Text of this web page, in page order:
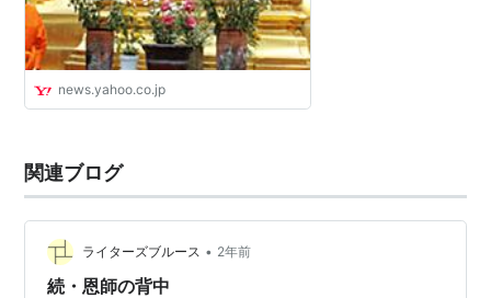
news.yahoo.co.jp
関連ブログ
ライターズブルース • 2年前
続・恩師の背中